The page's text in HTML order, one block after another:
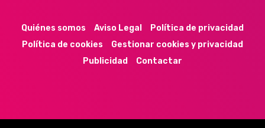
Quiénes somos Aviso Legal
Política de privacidad
Política de cookies
Gestionar cookies y privacidad
Publicidad
Contactar